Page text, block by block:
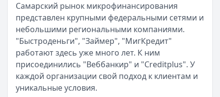
Кратко:В III квартале 2025 года владельцы iPhone
Опубликовано:5 декабря 2025 г.
Категория:МФО
Читать новость
57 сервисов микрозаймов через Госуслуги: где
Кратко:Авторизация через Госуслуги ускоряет
Опубликовано:23 ноября 2025 г.
Категория:МФО
Самарский рынок микрофинансирования
представлен крупными федеральными сетями и
небольшими региональными компаниями.
"Быстроденьги", "Займер", "МигКредит"
работают здесь уже много лет. К ним
присоединились "Веббанкир" и "Creditplus". У
каждой организации свой подход к клиентам и
уникальные условия.